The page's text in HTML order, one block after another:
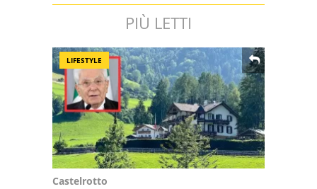
PIÙ LETTI
LIFESTYLE
Castelrotto